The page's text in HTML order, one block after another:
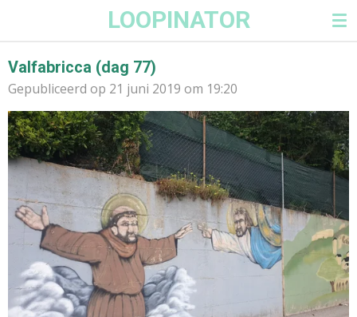
de
hoofdinhoud
LOOPINATOR
Valfabricca (dag 77)
Gepubliceerd op 21 juni 2019 om 19:20